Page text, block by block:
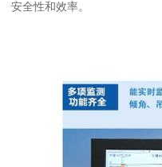
安全性和效率。